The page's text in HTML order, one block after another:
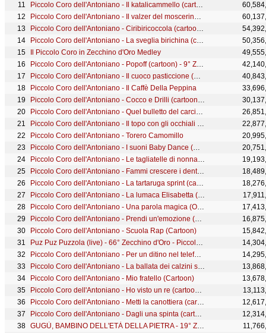
Piccolo Coro dell'Antoniano - Il katalicammello (cartoon) - 40° Zecchino d'Oro
Piccolo Coro dell'Antoniano - Il valzer del moscerino (cartoon) - 10° Zecchino d'Oro
Piccolo Coro dell'Antoniano - Ciribiricoccola (cartoon) - 16° Zecchino d'Oro
Piccolo Coro dell'Antoniano - La sveglia birichina (cartoon) - 15° Zecchino d'oro
Il Piccolo Coro in Zecchino d'Oro Medley
Piccolo Coro dell'Antoniano - Popoff (cartoon) - 9° Zecchino d'Oro
Piccolo Coro dell'Antoniano - Il cuoco pasticcione (Cartoon) - 43° Zecchino d'Oro
Piccolo Coro dell'Antoniano - Il Caffè Della Peppina
Piccolo Coro dell'Antoniano - Cocco e Drilli (cartoon) - 16° Zecchino d'Oro
Piccolo Coro dell'Antoniano - Quel bulletto del carciofo (Cartoon) - 59 ° Zecchino d'Oro
Piccolo Coro dell'Antoniano - Il topo con gli occhiali (cartoon) - 44° Zecchino d'Oro
Piccolo Coro dell'Antoniano - Torero Camomillo
Piccolo Coro dell'Antoniano - I suoni Baby Dance (Official Video)
Piccolo Coro dell'Antoniano - Le tagliatelle di nonna Pina (Cartoon)
Piccolo Coro dell'Antoniano - Fammi crescere i denti davanti (cartoon) - 4° Zecchino d'Oro
Piccolo Coro dell'Antoniano - La tartaruga sprint (cartoon) - 15° Zecchino d'Oro
Piccolo Coro dell'Antoniano - La lumaca Elisabetta (Cartoon) - 52° Zecchino d'Oro
Piccolo Coro dell'Antoniano - Una parola magica (Official Video) - 60° Zecchino d'Oro
Piccolo Coro dell'Antoniano - Prendi un'emozione (Official Video)
Piccolo Coro dell'Antoniano - Scuola Rap (Cartoon)
Puz Puz Puzzola (live) - 66° Zecchino d'Oro - Piccolo Coro dell'Antoniano
Piccolo Coro dell'Antoniano - Per un ditino nel telefono (cartoon) - 9° Zecchino d'Oro
Piccolo Coro dell'Antoniano - La ballata dei calzini spaiati (Cartoon)
Piccolo Coro dell'Antoniano - Mio fratello (Cartoon)
Piccolo Coro dell'Antoniano - Ho visto un re (cartoon) - 32° Zecchino d'Oro
Piccolo Coro dell'Antoniano - Metti la canottiera (cartoon) - 37° Zecchino d'Oro
Piccolo Coro dell'Antoniano - Dagli una spinta (cartoon) - 7° Zecchino d'Oro
GUGÙ, BAMBINO DELL'ETÀ DELLA PIETRA - 19° Zecchino d'Oro 1976 - Canzoni Animate